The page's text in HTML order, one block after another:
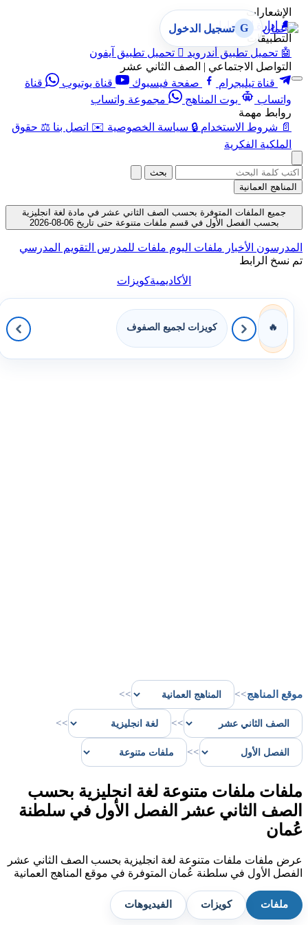
الإشعارات
🔔 إدارة الإشعارات
التطبيقات
🤖 تحميل تطبيق أندرويد  تحميل تطبيق آيفون
التواصل الاجتماعي | الصف الثاني عشر
قناة تيليجرام
صفحة فيسبوك قناة يوتيوب
قناة
واتساب
بوت المناهج
مجموعة واتساب
روابط مهمة
📄 شروط الاستخدام 🔒 سياسة الخصوصية ✉️ اتصل بنا ⚖️ حقوق
الملكية الفكرية
G تسجيل الدخول
بحث
المناهج العمانية
جميع الملفات المتوفرة بحسب الصف الثاني عشر في مادة لغة انجليزية
بحسب الفصل الأول في قسم ملفات متنوعة حتى تاريخ 06-08-2026
المدرسون الأخبار ملفات اليوم ملفات للمدرس التقويم المدرسي
تم نسخ الرابط
الأكاديميةكويزات
🔥 كويزات لجميع الصفوف
موقع المناهج>>
>>
>>
>>
>>
ملفات ملفات متنوعة لغة انجليزية بحسب
الصف الثاني عشر الفصل الأول في سلطنة
عُمان
عرض ملفات ملفات متنوعة لغة انجليزية بحسب الصف الثاني عشر
الفصل الأول في سلطنة عُمان المتوفرة في موقع المناهج العمانية
ملفات كويزات الفيديوهات